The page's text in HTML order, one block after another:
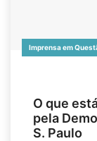
Imprensa em
O que
pela
S. Paulo